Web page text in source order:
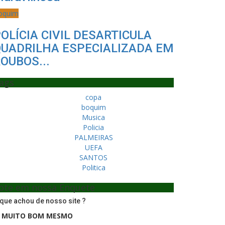
CIVIL DESARTICULA
ESPECIALIZADA EM
copa
boquim
Musica
Policia
PALMEIRAS
UEFA
SANTOS
Politica
em nossa Enquete
achou de nosso site ?
MUITO BOM MESMO